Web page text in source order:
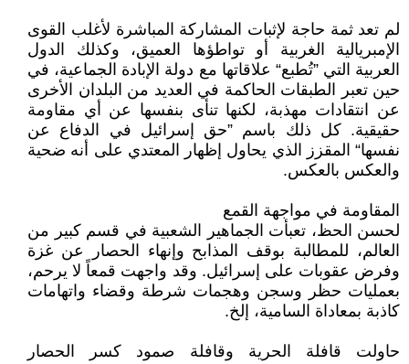
لم تعد ثمة حاجة لإثبات المشاركة المباشرة لأغلب القوى
الإمبريالية الغربية أو تواطؤها العميق، وكذلك الدول
العربية التي ”تُطبع“ علاقاتها مع دولة الإبادة الجماعية، في
حين تعبر الطبقات الحاكمة في العديد من البلدان الأخرى
عن انتقادات مهذبة، لكنها تنأى بنفسها عن أي مقاومة
حقيقية. كل ذلك باسم ”حق إسرائيل في الدفاع عن
نفسها“ المقزز الذي يحاول إظهار المعتدي على أنه ضحية
والعكس بالعكس.
المقاومة في مواجهة القمع
لحسن الحظ، تعبأت الجماهير الشعبية في قسم كبير من
العالم، للمطالبة بوقف المذابح وإنهاء الحصار عن غزة
وفرض عقوبات على إسرائيل. وقد واجهت قمعاً لا يرحم،
بعمليات حظر وسجن وهجمات شرطة وقضاء واتهامات
كاذبة بمعاداة السامية، إلخ.
حاولت قافلة الحرية وقافلة صمود كسر الحصار